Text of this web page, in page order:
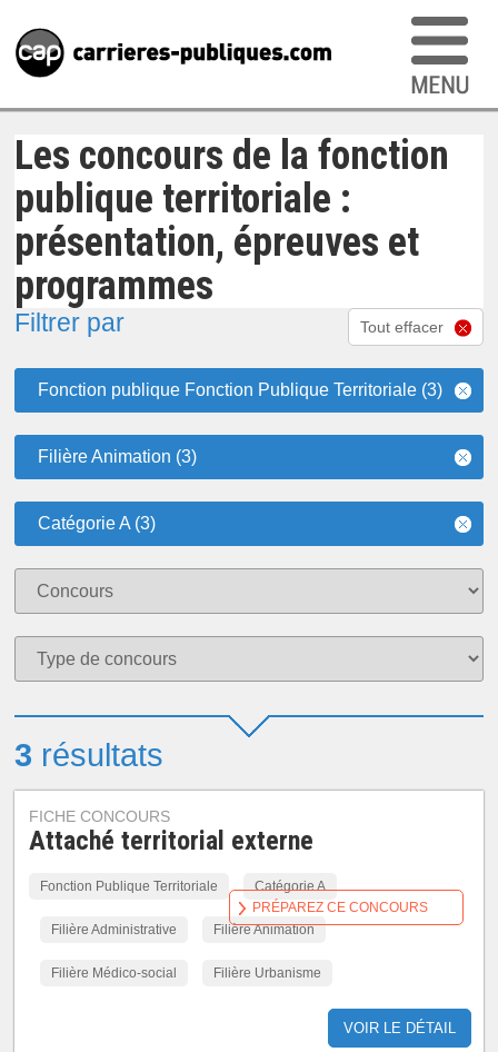
Les concours de la fonction
publique territoriale :
présentation, épreuves et
programmes
Filtrer par Tout effacer
Fonction publique Fonction Publique Territoriale (3)
Filière Animation (3)
Catégorie A (3)
3 résultats
FICHE CONCOURS
Attaché territorial externe
Fonction Publique Territoriale Catégorie A
Filière Administrative Filière Animation
Filière Médico-social Filière Urbanisme
VOIR LE DÉTAIL
PRÉPAREZ CE CONCOURS